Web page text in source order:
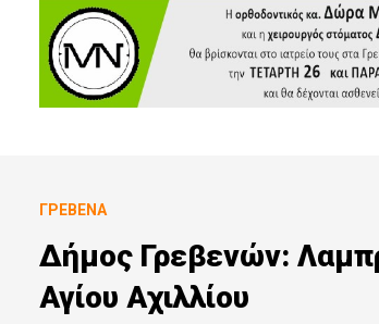
ΓΡΕΒΕΝΆ
Δήμος Γρεβενών:
Αγίου Αχιλλίου